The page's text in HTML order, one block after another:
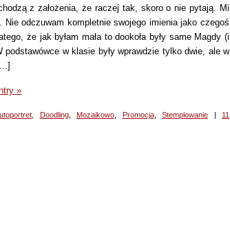
z założenia, że raczej tak, skoro o nie pytają. Mi
Nie odczuwam kompletnie swojego imienia jako czegoś
że jak byłam mała to dookoła były same Magdy (i
w klasie były wprawdzie tylko dwie, ale w
»
Doodling, Mozaikowo Promocja, Stemplowanie | 11